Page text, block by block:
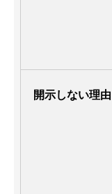
開示しない理由